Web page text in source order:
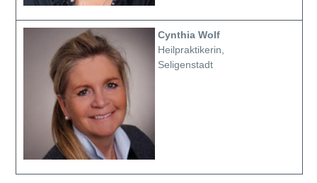
Cynthia Wolf
Heilpraktikerin,
Seligenstadt